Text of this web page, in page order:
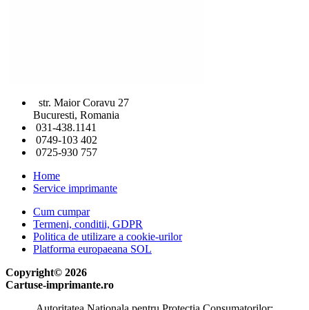
str. Maior Coravu 27
Bucuresti, Romania
031-438.1141
0749-103 402
0725-930 757
Home
Service imprimante
Cum cumpar
Termeni, conditii, GDPR
Politica de utilizare a cookie-urilor
Platforma europaeana SOL
Copyright© 2026
Cartuse-imprimante.ro